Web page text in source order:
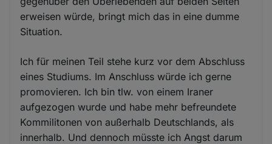
erweisen würde, bringt mich das in eine dumme
Situation.
Ich für meinen Teil stehe kurz vor dem Abschluss
eines Studiums. Im Anschluss würde ich gerne
promovieren. Ich bin tlw. von einem Iraner
aufgezogen wurde und habe mehr befreundete
Kommilitonen von außerhalb Deutschlands, als
innerhalb. Und dennoch müsste ich Angst darum